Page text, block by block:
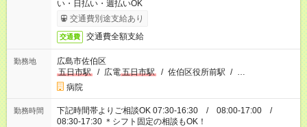
い・日払い・週払いOK
交通費別途支給あり
交通費 交通費全額支給
勤務地
広島市佐伯区
五日市駅
/ 広電五日市駅 / 佐伯区役所前駅 / …
病院
勤務時間
下記時間帯よりご相談OK 07:30-16:30 / 08:00-17:00 /
08:30-17:30 ＊シフト固定の相談もOK！